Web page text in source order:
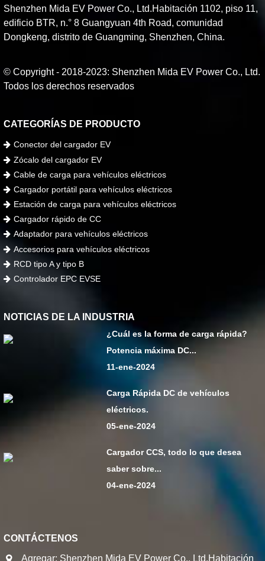
Shenzhen Mida EV Power Co., Ltd.Habitación 1102, piso 11,
edificio BTR, n.° 8 Guangyuan 4th Road, comunidad
Dongkeng, distrito de Guangming, Shenzhen, China.
© Copyright - 2018-2023: Shenzhen Mida EV Power Co., Ltd.
Todos los derechos reservados
CATEGORÍAS DE PRODUCTO
Conector del cargador EV
Zócalo del cargador EV
Cable de carga para vehículos eléctricos
Cargador portátil para vehículos eléctricos
Estación de carga para vehículos eléctricos
Cargador rápido de CC
Adaptador para vehículos eléctricos
Accesorios para vehículos eléctricos
RCD tipo A y tipo B
Controlador EPC EVSE
NOTICIAS DE LA INDUSTRIA
¿Cuál es la forma de carga rápida?
Potencia máxima DC...
11-ene-2024
Carga Rápida DC de vehículos
eléctricos.
05-ene-2024
Cargador CCS, todo lo que desea
saber sobre...
04-ene-2024
CONTÁCTENOS
Agregar: Shenzhen Mida EV Power Co., Ltd.Habitación